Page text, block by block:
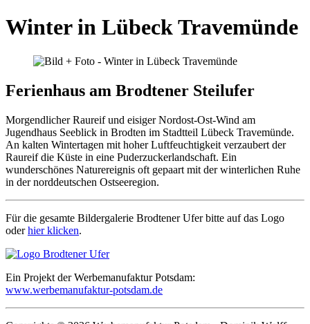
Winter in Lübeck Travemünde
Ferienhaus am Brodtener Steilufer
Morgendlicher Raureif und eisiger Nordost-Ost-Wind am
Jugendhaus Seeblick in Brodten im Stadtteil Lübeck Travemünde.
An kalten Wintertagen mit hoher Luftfeuchtigkeit verzaubert der
Raureif die Küste in eine Puderzuckerlandschaft. Ein
wunderschönes Naturereignis oft gepaart mit der winterlichen Ruhe
in der norddeutschen Ostseeregion.
Für die gesamte Bildergalerie Brodtener Ufer bitte auf das Logo
oderhier klicken.
Ein Projekt der Werbemanufaktur Potsdam:
www.werbemanufaktur-potsdam.de